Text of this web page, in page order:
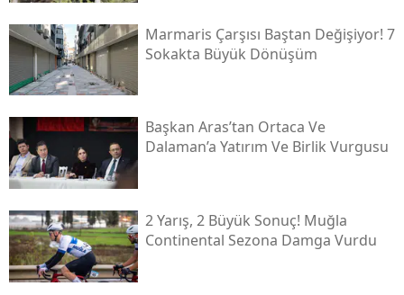
Marmaris Çarşısı Baştan Değişiyor! 7
Sokakta Büyük Dönüşüm
Başkan Aras’tan Ortaca Ve
Dalaman’a Yatırım Ve Birlik Vurgusu
2 Yarış, 2 Büyük Sonuç! Muğla
Continental Sezona Damga Vurdu